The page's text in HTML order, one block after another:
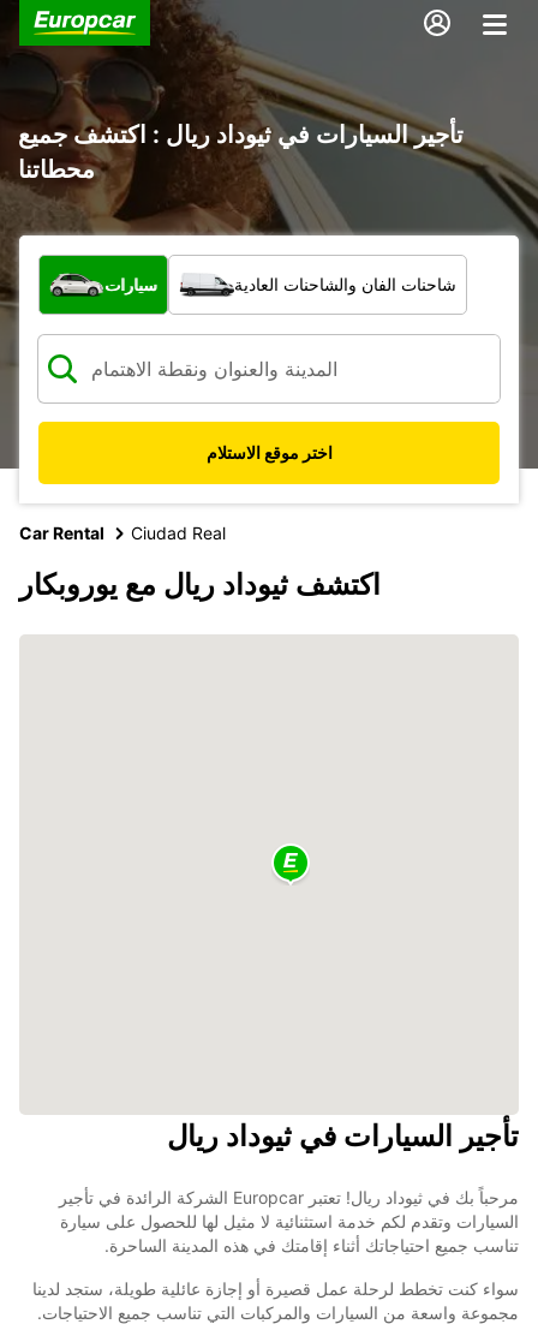
تأجير السيارات في ثيوداد ريال : اكتشف جميع
محطاتنا
ما نوع المركبة؟
سيارات شاحنات الفان والشاحنات العادية
اختر موقع الاستلام
Car Rental Ciudad Real
اكتشف ثيوداد ريال مع يوروبكار
تأجير السيارات في ثيوداد ريال
مرحباً بك في ثيوداد ريال! تعتبر Europcar الشركة الرائدة في تأجير
السيارات وتقدم لكم خدمة استثنائية لا مثيل لها للحصول على سيارة
تناسب جميع احتياجاتك أثناء إقامتك في هذه المدينة الساحرة.
سواء كنت تخطط لرحلة عمل قصيرة أو إجازة عائلية طويلة، ستجد لدينا
مجموعة واسعة من السيارات والمركبات التي تناسب جميع الاحتياجات.